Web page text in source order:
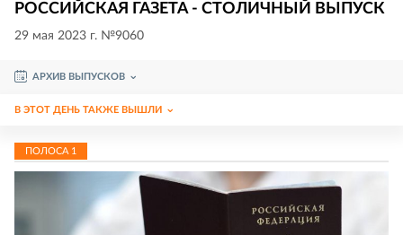
РОССИЙСКАЯ ГАЗЕТА - СТОЛИЧНЫЙ ВЫПУСК
29 мая 2023 г. №9060
АРХИВ ВЫПУСКОВ
В ЭТОТ ДЕНЬ ТАКЖЕ ВЫШЛИ
ПОЛОСА 1